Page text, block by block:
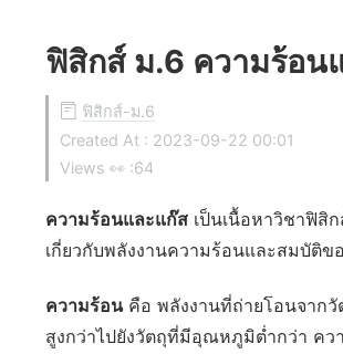
ฟิสิกส์ ม.6 ความร้อน
ฟิสิกส์-ม.6
Created At : 2023-09-22 00:01
Views 👀 :64
ความร้อนและแก๊ส เป็นเนื้อหาวิชาฟิสิ
เกี่ยวกับพลังงานความร้อนและสมบัติข
ความร้อนคือ พลังงานที่ถ่ายโอนจาก
สูงกว่าไปยังวัตถุที่มีอุณหภูมิต่ำกว่า คว